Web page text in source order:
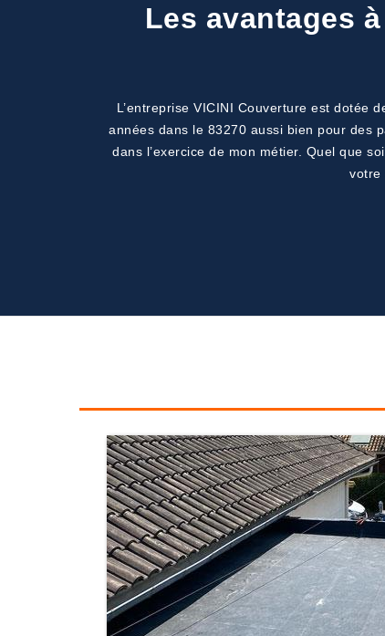
Les avantages
L’entreprise VICINI Couverture est dotée
années dans le 83270 aussi bien pour des
dans l’exercice de mon métier. Quel que
votre